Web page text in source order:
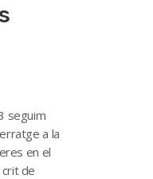
seguim
a la
en el
de